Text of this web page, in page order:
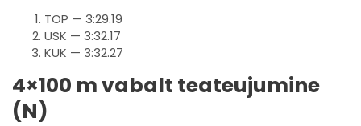
TOP — 3:29.19
USK — 3:32.17
KUK — 3:32.27
4×100 m vabalt teateujumine
(N)